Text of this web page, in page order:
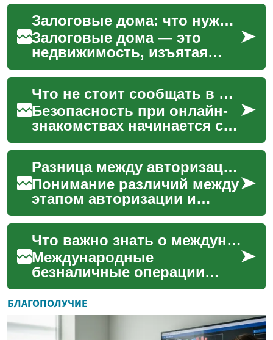
Залоговые дома: что нужно знать перед покупкой
Залоговые дома — это
недвижимость, изъятая
кредитором после
невыполнения заемщиком
условий ипотечного
договора. Такие...
Что не стоит сообщать в профиле и в переписке
Безопасность при онлайн-
знакомствах начинается с
того, что вы контролируете,
какие данные публикуете и
с кем ими дели...
Разница между авторизацией и окончательной операцией: что важно знать
Понимание различий между
этапом авторизации и
окончательным списанием
карточных транзакций
помогает держателям карт
и...
Что важно знать о международных безналичных операциях и их сборах
Международные
безналичные операции
включают оплату товаров и
услуг за границей,
регулярные подписки
зарубежных платфо...
БЛАГОПОЛУЧИЕ